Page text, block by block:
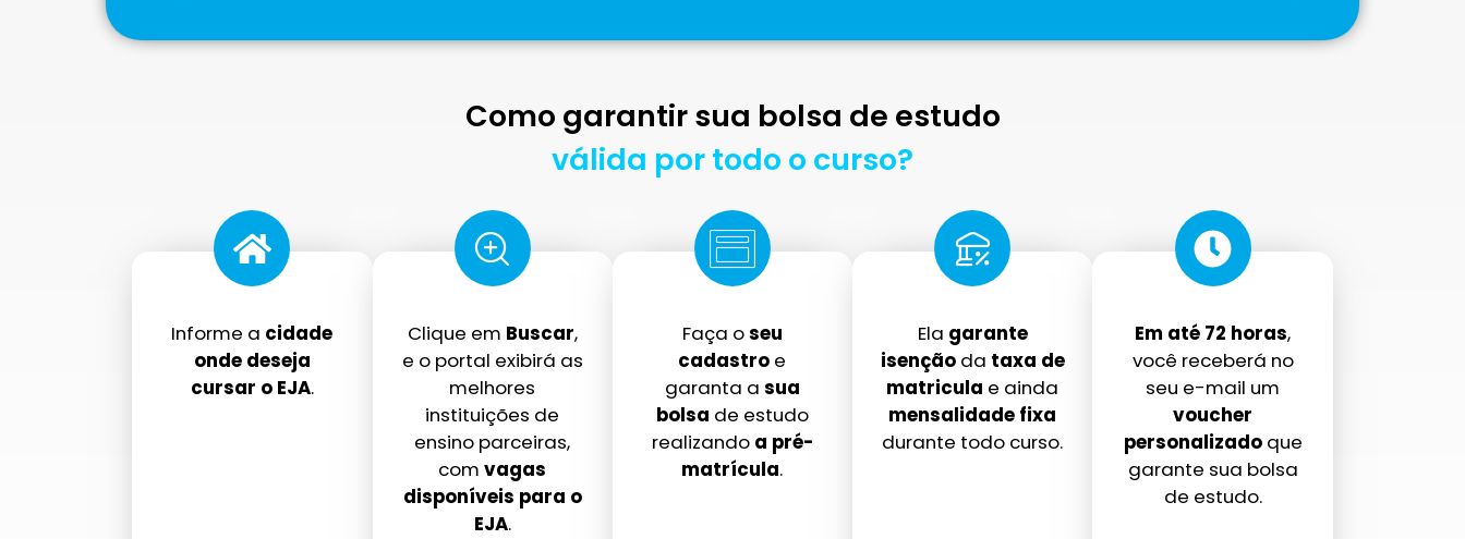
Como garantir sua bolsa de estudo
válida por todo o curso?
Informe a cidade
onde deseja
cursar o EJA.
Clique em Buscar,
e o portal exibirá as
melhores
instituições de
ensino parceiras,
comvagas
disponíveis para o
EJA.
Faça oseu
cadastro e
garanta a sua
bolsa de estudo
realizando a pré-
matrícula.
Ela garante
isençãoda taxa de
matricula e ainda
mensalidade fixa
durante todo curso.
Em até 72 horas,
você receberá no
seu e-mail um
voucher
personalizadoque
garante sua bolsa
de estudo.